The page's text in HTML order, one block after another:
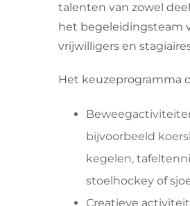
talenten van zowel
het begeleidingsteam
vrijwilligers en
Het keuzeprogramma
bijvoorbeeld
kegelen,
stoelhockey of
Creatieve